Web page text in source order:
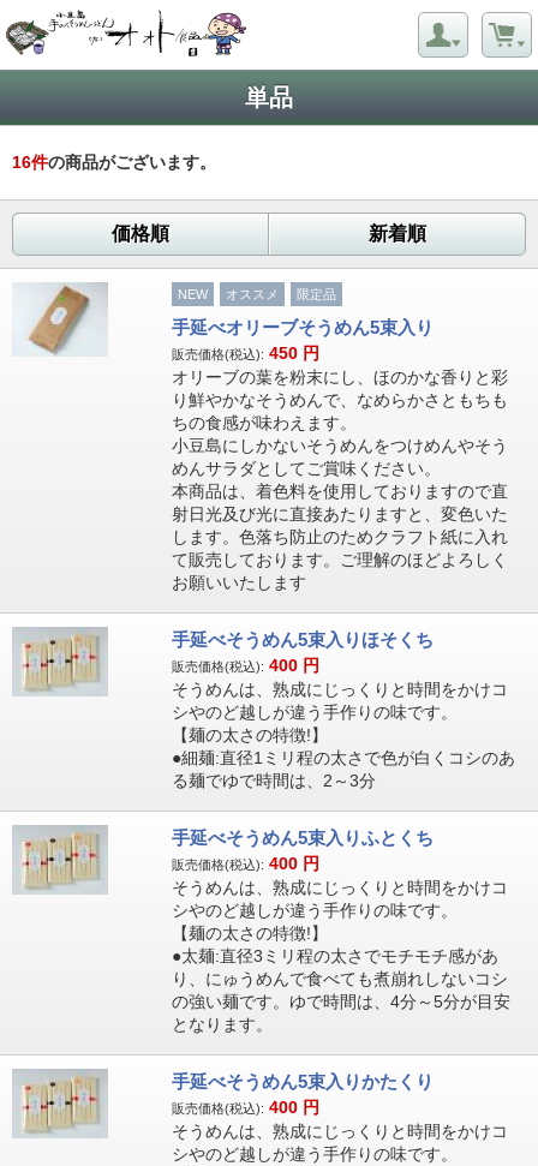
単品
16件の商品がございます。
価格順 新着順
NEW オススメ 限定品
手延べオリーブそうめん5束入り
販売価格(税込): 450 円
オリーブの葉を粉末にし、ほのかな香りと彩
り鮮やかなそうめんで、なめらかさともちも
ちの食感が味わえます。
小豆島にしかないそうめんをつけめんやそう
めんサラダとしてご賞味ください。
本商品は、着色料を使用しておりますので直
射日光及び光に直接あたりますと、変色いた
します。色落ち防止のためクラフト紙に入れ
て販売しております。ご理解のほどよろしく
お願いいたします
手延べそうめん5束入りほそくち
販売価格(税込): 400 円
そうめんは、熟成にじっくりと時間をかけコ
シやのど越しが違う手作りの味です。
【麺の太さの特徴!】
●細麺:直径1ミリ程の太さで色が白くコシのあ
る麺でゆで時間は、2～3分
手延べそうめん5束入りふとくち
販売価格(税込): 400 円
そうめんは、熟成にじっくりと時間をかけコ
シやのど越しが違う手作りの味です。
【麺の太さの特徴!】
●太麺:直径3ミリ程の太さでモチモチ感があ
り、にゅうめんで食べても煮崩れしないコシ
の強い麺です。ゆで時間は、4分～5分が目安
となります。
手延べそうめん5束入りかたくり
販売価格(税込): 400 円
そうめんは、熟成にじっくりと時間をかけコ
シやのど越しが違う手作りの味です。